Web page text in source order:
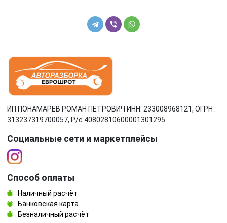
ИП ПОНАМАРЁВ РОМАН ПЕТРОВИЧ ИНН: 233008968121, ОГРН :
313237319700057, Р/c 40802810600001301295
Социальные сети и маркетплейсы
Способ оплаты
Наличный расчёт
Банковская карта
Безналичный расчёт